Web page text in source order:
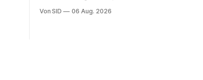
Von SID 06 Aug. 2026